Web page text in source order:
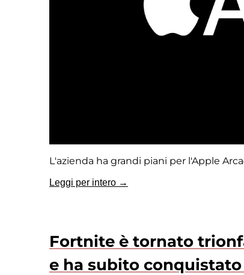
L'azienda ha grandi piani per l'Apple
Leggi per intero →
Fortnite è tornato
e ha subito